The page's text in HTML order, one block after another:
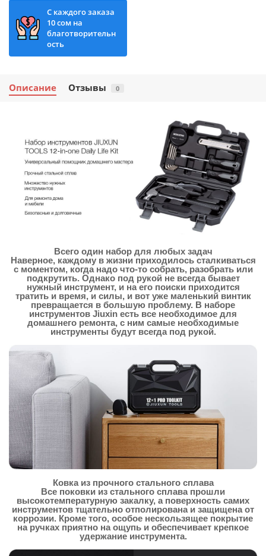
С каждого заказа
10 сом на
благотворительн
ость
Описание Отзывы 0
Всего один набор для любых задач
Наверное, каждому в жизни приходилось сталкиваться
с моментом, когда надо что-то собрать, разобрать или
подкрутить. Однако под рукой не всегда бывает
нужный инструмент, и на его поиски приходится
тратить и время, и силы, и вот уже маленький винтик
превращается в большую проблему. В наборе
инструментов Jiuxin есть все необходимое для
домашнего ремонта, с ним самые необходимые
инструменты будут всегда под рукой.
Ковка из прочного стального сплава
Все поковки из стального сплава прошли
высокотемпературную закалку, а поверхность самих
инструментов тщательно отполирована и защищена от
коррозии. Кроме того, особое нескользящее покрытие
на ручках приятно на ощупь и обеспечивает крепкое
удержание инструмента.